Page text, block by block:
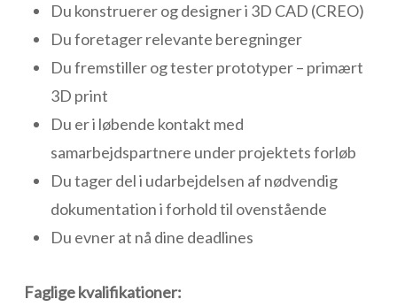
Du konstruerer og designer i 3D CAD (CREO)
Du foretager relevante beregninger
Du fremstiller og tester prototyper – primært
3D print
Du er i løbende kontakt med
samarbejdspartnere under projektets forløb
Du tager del i udarbejdelsen af nødvendig
dokumentation i forhold til ovenstående
Du evner at nå dine deadlines
Faglige kvalifikationer: